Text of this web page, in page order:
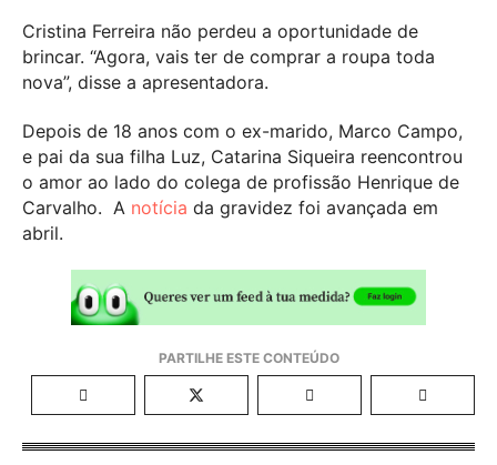
Cristina Ferreira não perdeu a oportunidade de
brincar. “Agora, vais ter de comprar a roupa toda
nova”, disse a apresentadora.
Depois de 18 anos com o ex-marido, Marco Campo,
e pai da sua filha Luz, Catarina Siqueira reencontrou
o amor ao lado do colega de profissão Henrique de
Carvalho. A notícia da gravidez foi avançada em
abril.